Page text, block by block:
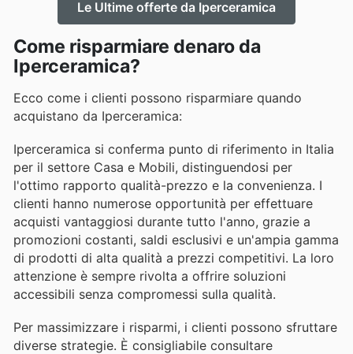
Le Ultime offerte da Iperceramica
Come risparmiare denaro da
Iperceramica?
Ecco come i clienti possono risparmiare quando
acquistano da Iperceramica:
Iperceramica si conferma punto di riferimento in Italia
per il settore Casa e Mobili, distinguendosi per
l'ottimo rapporto qualità-prezzo e la convenienza. I
clienti hanno numerose opportunità per effettuare
acquisti vantaggiosi durante tutto l'anno, grazie a
promozioni costanti, saldi esclusivi e un'ampia gamma
di prodotti di alta qualità a prezzi competitivi. La loro
attenzione è sempre rivolta a offrire soluzioni
accessibili senza compromessi sulla qualità.
Per massimizzare i risparmi, i clienti possono sfruttare
diverse strategie. È consigliabile consultare